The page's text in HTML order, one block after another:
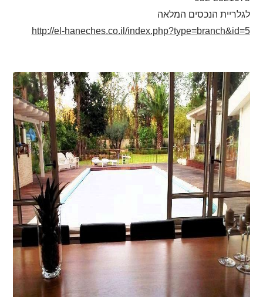
לגלריית הנכסים המלאה
http://el-haneches.co.il/index.php?type=branch&id=5